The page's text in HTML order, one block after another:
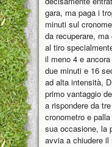
gara, ma paga i
minuti sul
da recuperare,
al tiro
il meno 4 e
due minuti e 16
ad alta intensità,
primo vantaggio
a rispondere da
cronometro e
sua occasione, la
avvia a chiudere il